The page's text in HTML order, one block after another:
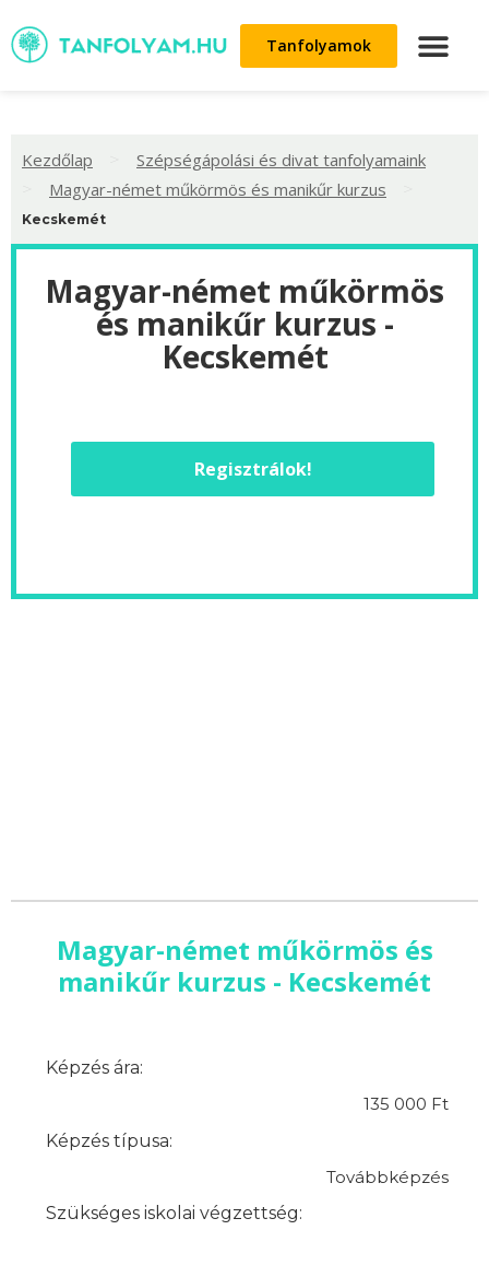
Tanfolyamok
Kezdőlap Szépségápolási és divat tanfolyamaink
Magyar-német műkörmös és manikűr kurzus
Kecskemét
Magyar-német műkörmös
és manikűr kurzus -
Kecskemét
Regisztrálok!
Magyar-német műkörmös és
manikűr kurzus - Kecskemét
Képzés ára:
135 000 Ft
Képzés típusa:
Továbbképzés
Szükséges iskolai végzettség: